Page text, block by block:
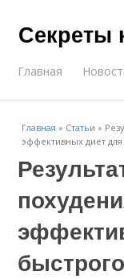
Секреты
Главная
Главная » Статьи »
эффективных диет